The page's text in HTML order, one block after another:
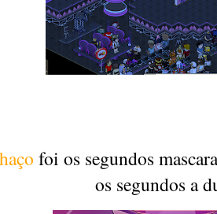
foi os segundos
os segundos a